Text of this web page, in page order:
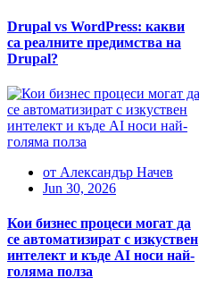
Drupal vs WordPress: какви
са реалните предимства на
Drupal?
от Александър Начев
Jun 30, 2026
Кои бизнес процеси могат да
се автоматизират с изкуствен
интелект и къде AI носи най-
голяма полза